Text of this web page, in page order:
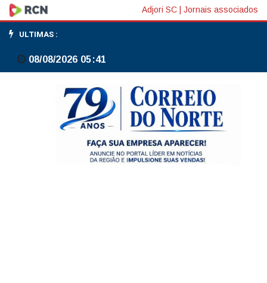
Site
lançado
Adjori SC Jornais associados
ULTIMAS :
08/08/2026 05:41